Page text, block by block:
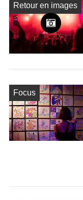
Retour en images
Focus